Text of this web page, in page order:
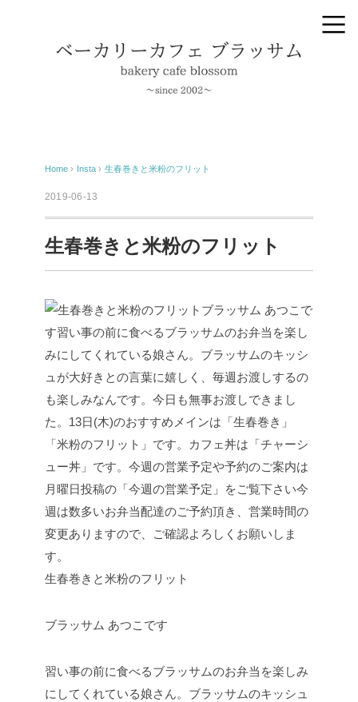
Home › Insta › 生春巻きと米粉のフリット
2019-06-13
生春巻きと米粉のフリット
生春巻きと米粉のフリット
ブラッサム あつこです
習い事の前に食べるブラッサムのお弁当を楽しみ
にしてくれている娘さん。ブラッサムのキッシュ